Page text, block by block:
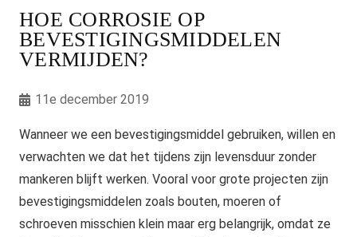
HOE CORROSIE OP
BEVESTIGINGSMIDDELEN
VERMIJDEN?
11e december 2019
Wanneer we een bevestigingsmiddel gebruiken, willen en
verwachten we dat het tijdens zijn levensduur zonder
mankeren blijft werken. Vooral voor grote projecten zijn
bevestigingsmiddelen zoals bouten, moeren of
schroeven misschien klein maar erg belangrijk, omdat ze